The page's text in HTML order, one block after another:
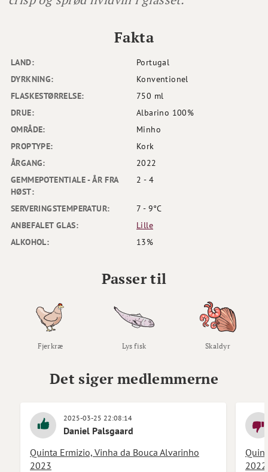
LAND:
Portugal
DYRKNING:
Konventionel
FLASKESTØRRELSE:
750 ml
DRUE:
Albarino 100%
OMRÅDE:
Minho
PROPTYPE:
Kork
ÅRGANG:
2022
GEMMEPOTENTIALE - ÅR FRA
HØST:
2 - 4
SERVERINGSTEMPERATUR:
7 - 9°C
ANBEFALET GLAS:
Lille
ALKOHOL:
13%
Fakta
Passer til
Fjerkræ Lys fisk Skaldyr
Det siger medlemmerne
2025-03-25 22:08:14
Daniel Palsgaard
Quinta Ermizio, Vinha da Bouca Alvarinho
2023
2022